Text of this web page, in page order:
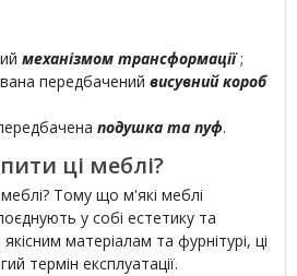
механізмом трансформації;
передбачений висувний короб
подушка та пуф.
ці меблі?
Тому що м'які меблі
у собі естетику та
матеріалам та фурнітурі, ці
термін експлуатації.